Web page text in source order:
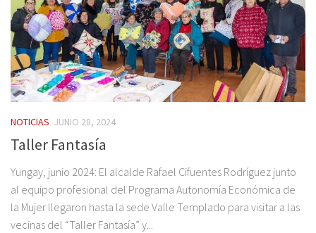
NOTICIAS JUNIO 28, 2024
Taller Fantasía
Yungay, junio 2024: El alcalde Rafael Cifuentes Rodríguez junto
al equipo profesional del Programa Autonomía Económica de
la Mujer llegaron hasta la sede Valle Templado para visitar a las
vecinas del “Taller Fantasía” y...